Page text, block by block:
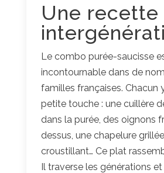
Une recette
Le combo purée-saucisse
incontournable dans de
familles françaises. Chacun
petite touche : une cuillère
dans la purée, des oignons
dessus, une chapelure
croustillant… Ce plat
Il traverse les générations